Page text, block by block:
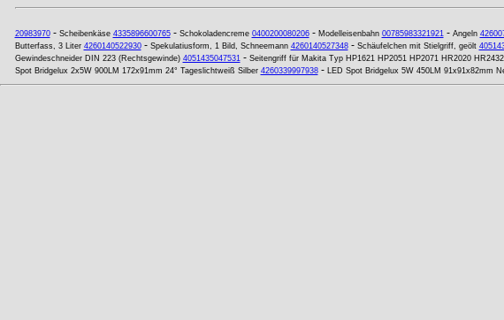
20983970- Scheibenkäse 4335896600765- Schokoladencreme 0400200080206- Modelleisenbahn 00785983321921- Angeln
Butterfass, 3 Liter 4260140522930- Spekulatiusform, 1 Bild, Schneemann 4260140527348- Schäufelchen mit Stielgriff, geölt
Gewindeschneider DIN 223 (Rechtsgewinde) 4051435047531- Seitengriff für Makita Typ HP1621 HP2051 HP2071 HR2020
Spot Bridgelux 2x5W 900LM 172x91mm 24° Tageslichtweiß Silber 4260339997938- LED Spot Bridgelux 5W 450LM 91x91x82mm